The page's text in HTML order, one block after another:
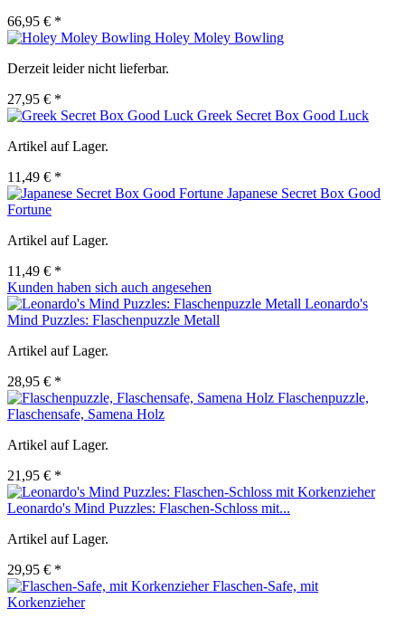
66,95 € *
Holey Moley Bowling
Derzeit leider nicht lieferbar.
27,95 € *
Greek Secret Box Good Luck
Artikel auf Lager.
11,49 € *
Japanese Secret Box Good
Fortune
Artikel auf Lager.
11,49 € *
Kunden haben sich auch angesehen
Leonardo's
Mind Puzzles: Flaschenpuzzle Metall
Artikel auf Lager.
28,95 € *
Flaschenpuzzle,
Flaschensafe, Samena Holz
Artikel auf Lager.
21,95 € *
Leonardo's Mind Puzzles: Flaschen-Schloss mit...
Artikel auf Lager.
29,95 € *
Flaschen-Safe, mit
Korkenzieher